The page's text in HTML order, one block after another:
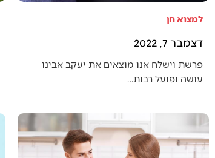
למצוא חן
דצמבר 7, 2022
פרשת וישלח אנו מוצאים את יעקב אבינו
עושה ופועל רבות…